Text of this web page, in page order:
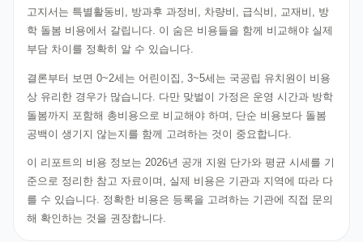
고지서는 특별활동비, 방과후 과정비, 차량비, 급식비, 교재비, 방
학 돌봄 비용에서 갈립니다. 이 숨은 비용들을 함께 비교해야 실제
부담 차이를 정확히 알 수 있습니다.
결론부터 보면 0~2세는 어린이집, 3~5세는 국공립 유치원이 비용
상 유리한 경우가 많습니다. 다만 맞벌이 가정은 운영 시간과 방학
돌봄까지 포함해 총비용으로 비교해야 하며, 단순 비용보다 돌봄
공백이 생기지 않는지를 함께 고려하는 것이 중요합니다.
이 리포트의 비용 정보는 2026년 공개 지원 단가와 평균 시세를 기
준으로 정리한 참고 자료이며, 실제 비용은 기관과 지역에 따라 다
를 수 있습니다. 정확한 비용은 등록을 고려하는 기관에 직접 문의
해 확인하는 것을 권장합니다.